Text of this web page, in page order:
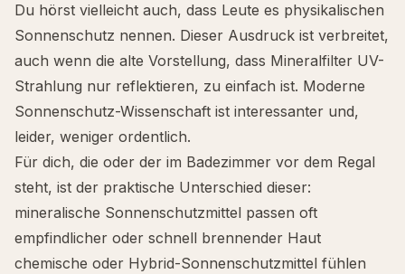
Du hörst vielleicht auch, dass Leute es physikalischen
Sonnenschutz nennen. Dieser Ausdruck ist verbreitet,
auch wenn die alte Vorstellung, dass Mineralfilter UV-
Strahlung nur reflektieren, zu einfach ist. Moderne
Sonnenschutz-Wissenschaft ist interessanter und,
leider, weniger ordentlich.
Für dich, die oder der im Badezimmer vor dem Regal
steht, ist der praktische Unterschied dieser:
mineralische Sonnenschutzmittel passen oft
empfindlicher oder schnell brennender Haut
chemische oder Hybrid-Sonnenschutzmittel fühlen